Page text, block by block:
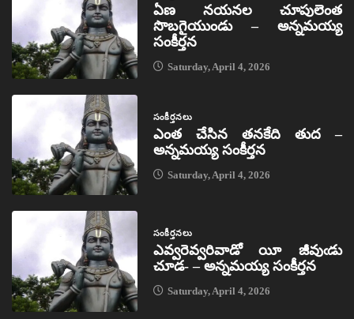
ఏణ నయనల చూపులెంత
సొబగైయుండు – అన్నమయ్య
సంకీర్తన
Saturday, April 4, 2026
సంకీర్తనలు
ఎంత చేసిన తనకేది తుద –
అన్నమయ్య సంకీర్తన
Saturday, April 4, 2026
సంకీర్తనలు
ఎవ్వరెవ్వరివాడో యీ జీవుఁడు
చూడ- – అన్నమయ్య సంకీర్తన
Saturday, April 4, 2026